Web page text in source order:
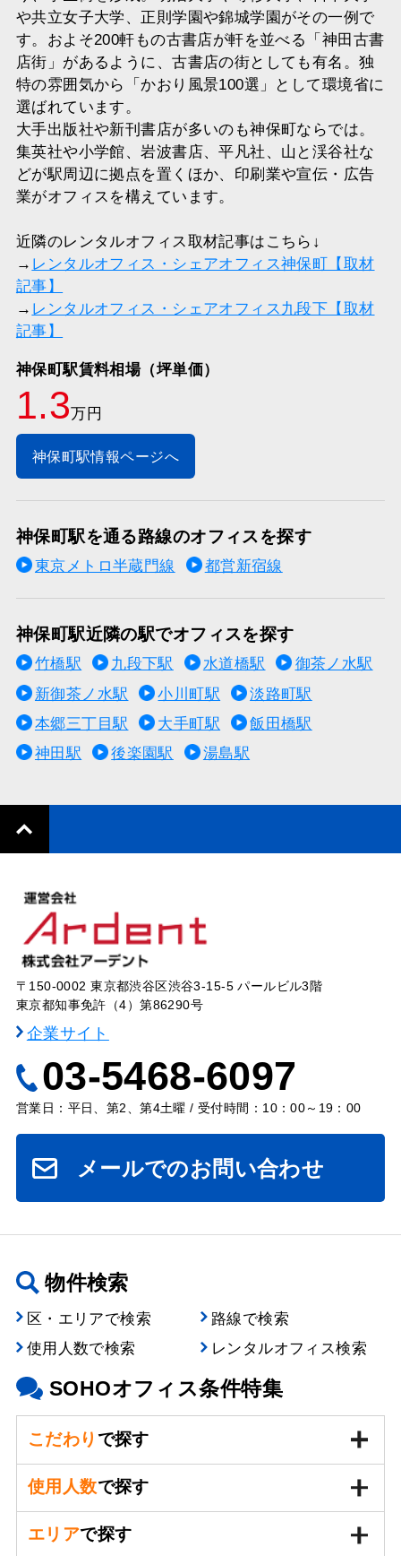
や共立女子大学、正則学園や錦城学園がその一例で
す。およそ200軒もの古書店が軒を並べる「神田古書
店街」があるように、古書店の街としても有名。独
特の雰囲気から「かおり風景100選」として環境省に
選ばれています。
大手出版社や新刊書店が多いのも神保町ならでは。
集英社や小学館、岩波書店、平凡社、山と渓谷社な
どが駅周辺に拠点を置くほか、印刷業や宣伝・広告
業がオフィスを構えています。
近隣のレンタルオフィス取材記事はこちら↓
→ レンタルオフィス・シェアオフィス神保町【取材
記事】
→ レンタルオフィス・シェアオフィス九段下【取材
記事】
神保町駅賃料相場（坪単価）
1.3万円
神保町駅情報ページへ
神保町駅を通る路線のオフィスを探す
東京メトロ半蔵門線 都営新宿線
神保町駅近隣の駅でオフィスを探す
竹橋駅 九段下駅 水道橋駅
御茶ノ水駅
新御茶ノ水駅
小川町駅
淡路町駅
本郷三丁目駅
大手町駅
飯田橋駅
神田駅
後楽園駅 湯島駅
〒150-0002 東京都渋谷区渋谷3-15-5 パールビル3階
東京都知事免許（4）第86290号
企業サイト
03-5468-6097
営業日：平日、第2、第4土曜 / 受付時間：10：00～19：00
メールでのお問い合わせ
物件検索
区・エリアで検索
路線で検索
使用人数で検索
レンタルオフィス検索
SOHOオフィス条件特集
こだわり で探す
使用人数で探す
エリアで探す